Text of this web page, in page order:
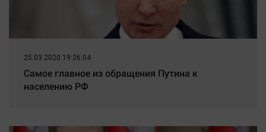
25.03.2020 19:26:04
Самое главное из обращения Путина к
населению РФ